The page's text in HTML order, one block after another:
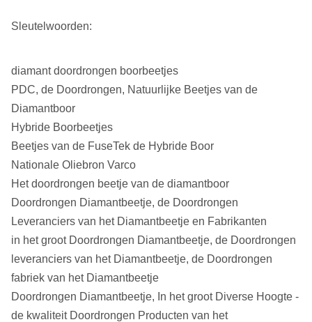
Sleutelwoorden:
diamant doordrongen boorbeetjes
PDC, de Doordrongen, Natuurlijke Beetjes van de
Diamantboor
Hybride Boorbeetjes
Beetjes van de FuseTek de Hybride Boor
Nationale Oliebron Varco
Het doordrongen beetje van de diamantboor
Doordrongen Diamantbeetje, de Doordrongen
Leveranciers van het Diamantbeetje en Fabrikanten
in het groot Doordrongen Diamantbeetje, de Doordrongen
leveranciers van het Diamantbeetje, de Doordrongen
fabriek van het Diamantbeetje
Doordrongen Diamantbeetje, In het groot Diverse Hoogte -
de kwaliteit Doordrongen Producten van het